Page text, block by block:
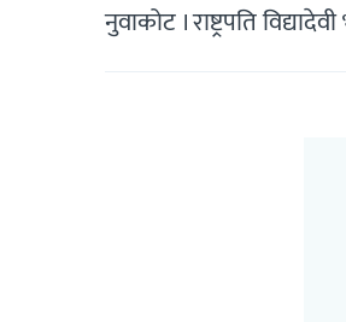
नुवाकोट । राष्ट्रपति